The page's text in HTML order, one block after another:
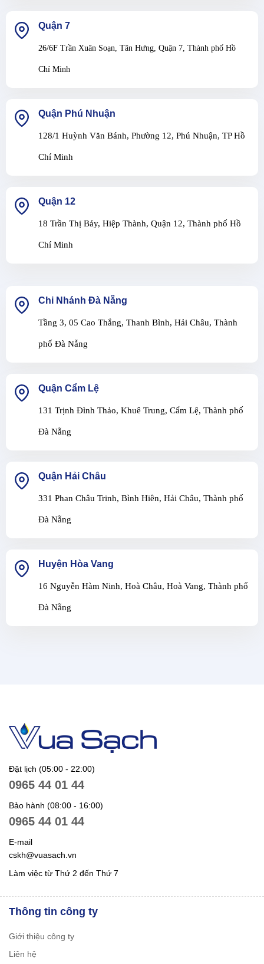
Quận 7
26/6F Trần Xuân Soạn, Tân Hưng, Quận 7, Thành phố Hồ
Chí Minh
Quận Phú Nhuận
128/1 Huỳnh Văn Bánh, Phường 12, Phú Nhuận, TP Hồ
Chí Minh
Quận 12
18 Trần Thị Bảy, Hiệp Thành, Quận 12, Thành phố Hồ
Chí Minh
Chi Nhánh Đà Nẵng
Tầng 3, 05 Cao Thắng, Thanh Bình, Hải Châu, Thành
phố Đà Nẵng
Quận Cẩm Lệ
131 Trịnh Đình Thảo, Khuê Trung, Cẩm Lệ, Thành phố
Đà Nẵng
Quận Hải Châu
331 Phan Châu Trinh, Bình Hiên, Hải Châu, Thành phố
Đà Nẵng
Huyện Hòa Vang
16 Nguyễn Hàm Ninh, Hoà Châu, Hoà Vang, Thành phố
Đà Nẵng
Đặt lịch (05:00 - 22:00)
0965 44 01 44
Bảo hành (08:00 - 16:00)
0965 44 01 44
E-mail
cskh@vuasach.vn
Làm việc từ Thứ 2 đến Thứ 7
Thông tin công ty
Giới thiệu công ty
Liên hệ